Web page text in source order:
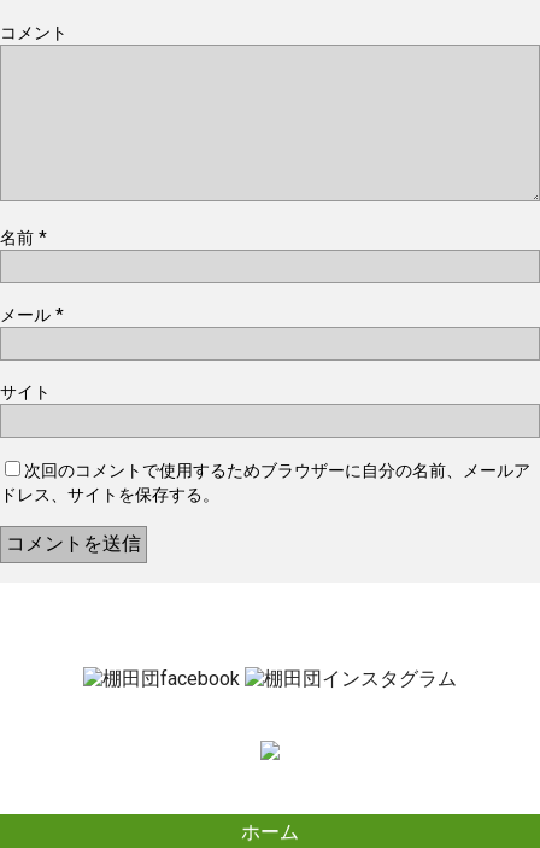
コメント
名前 *
メール *
サイト
次回のコメントで使用するためブラウザーに自分の名前、メールア
ドレス、サイトを保存する。
ホーム